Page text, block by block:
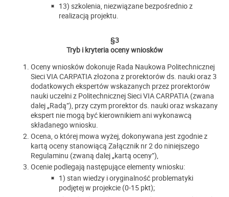
13) szkolenia, niezwiązane bezpośrednio z
realizacją projektu.
§3
Tryb i kryteria oceny wniosków
Oceny wniosków dokonuje Rada Naukowa Politechnicznej
Sieci VIA CARPATIA złożona z prorektorów ds. nauki oraz 3
dodatkowych ekspertów wskazanych przez prorektorów
nauki uczelni z Politechnicznej Sieci VIA CARPATIA (zwana
dalej „Radą”), przy czym prorektor ds. nauki oraz wskazany
ekspert nie mogą być kierownikiem ani wykonawcą
składanego wniosku.
Ocena, o której mowa wyżej, dokonywana jest zgodnie z
kartą oceny stanowiącą Załącznik nr 2 do niniejszego
Regulaminu (zwaną dalej „kartą oceny”),
Ocenie podlegają następujące elementy wniosku:
1) stan wiedzy i oryginalność problematyki
podjętej w projekcie (0-15 pkt);